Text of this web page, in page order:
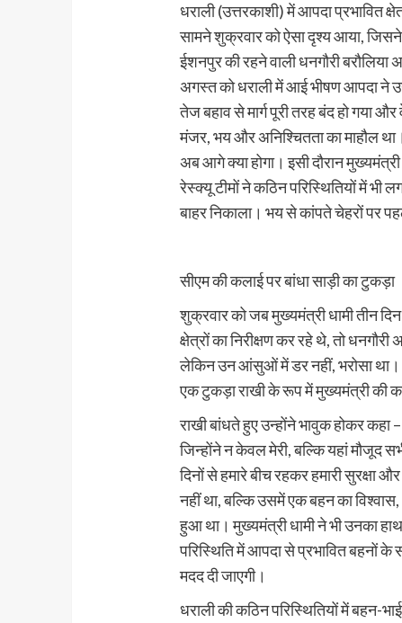
धराली (उत्तरकाशी) में आपदा प्रभावित
सामने शुक्रवार को ऐसा दृश्य आया,
ईशनपुर की रहने वाली धनगौरी
अगस्त को धराली में आई भीषण आपदा ने
तेज बहाव से मार्ग पूरी तरह बंद हो गया
मंजर, भय और अनिश्चितता का माहौल
अब आगे क्या होगा। इसी दौरान
रेस्क्यू टीमों ने कठिन परिस्थितियों में भी
बाहर निकाला। भय से कांपते चेहरों पर
सीएम की कलाई पर बांधा साड़ी का टुकड़ा
शुक्रवार को जब मुख्यमंत्री धामी तीन
क्षेत्रों का निरीक्षण कर रहे थे, तो
लेकिन उन आंसुओं में डर नहीं, भरोसा था।
एक टुकड़ा राखी के रूप में मुख्यमंत्री की
राखी बांधते हुए उन्होंने भावुक होकर कहा
जिन्होंने न केवल मेरी, बल्कि यहां मौजूद
दिनों से हमारे बीच रहकर हमारी
नहीं था, बल्कि उसमें एक बहन का
हुआ था। मुख्यमंत्री धामी ने भी उनका
परिस्थिति में आपदा से प्रभावित
मदद दी जाएगी।
धराली की कठिन परिस्थितियों में बहन-